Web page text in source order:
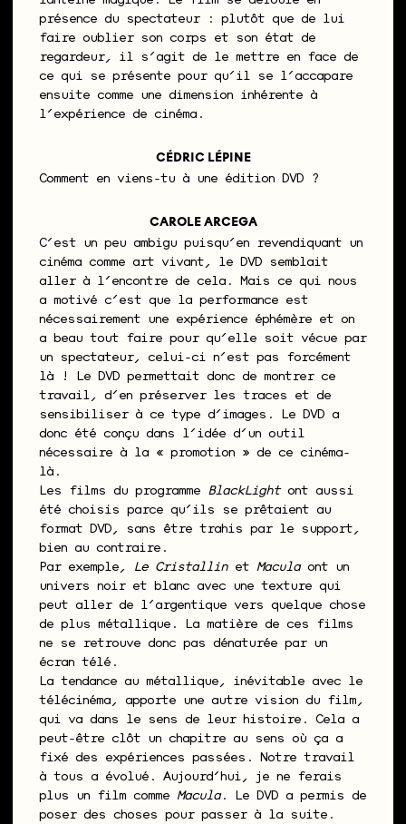
présence du spectateur : plutôt que de lui
faire oublier son corps et son état de
regardeur, il s’agit de le mettre en face de
ce qui se présente pour qu’il se l’accapare
ensuite comme une dimension inhérente à
l’expérience de cinéma.
CÉDRIC LÉPINE
Comment en viens-tu à une édition DVD ?
CAROLE ARCEGA
C’est un peu ambigu puisqu’en revendiquant un
cinéma comme art vivant, le DVD semblait
aller à l’encontre de cela. Mais ce qui nous
a motivé c’est que la performance est
nécessairement une expérience éphémère et on
a beau tout faire pour qu’elle soit vécue par
un spectateur, celui-ci n’est pas forcément
là ! Le DVD permettait donc de montrer ce
travail, d’en préserver les traces et de
sensibiliser à ce type d’images. Le DVD a
donc été conçu dans l’idée d’un outil
nécessaire à la « promotion » de ce cinéma-
là.
Les films du programme BlackLightont aussi
été choisis parce qu’ils se prêtaient au
format DVD, sans être trahis par le support,
bien au contraire.
Par exemple,
Le Cristallinet Maculaont un
univers noir et blanc avec une texture qui
peut aller de l’argentique vers quelque chose
de plus métallique. La matière de ces films
ne se retrouve donc pas dénaturée par un
écran télé.
La tendance au métallique, inévitable avec le
télécinéma, apporte une autre vision du film,
qui va dans le sens de leur histoire. Cela a
peut-être clôt un chapitre au sens où ça a
fixé des expériences passées. Notre travail
à tous a évolué. Aujourd’hui, je ne ferais
plus un film comme Macula. Le DVD a permis de
poser des choses pour passer à la suite.